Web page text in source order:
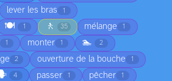
lever les bras 1
🍽️ 1 🚶 35 mélange 1
1 monter 1 🏊 2
2 ouverture de la bouche 1
4 passer 1 pêcher 1